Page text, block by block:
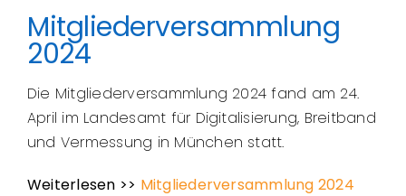
Mitgliederversammlung
2024
Die Mitgliederversammlung 2024 fand am 24.
April im Landesamt für Digitalisierung, Breitband
und Vermessung in München statt.
Weiterlesen >> Mitgliederversammlung 2024